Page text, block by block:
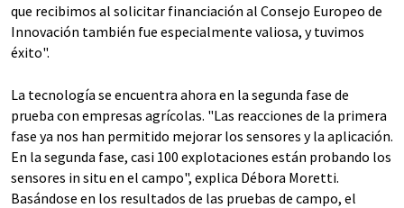
que recibimos al solicitar financiación al Consejo Europeo de
Innovación también fue especialmente valiosa, y tuvimos
éxito".
La tecnología se encuentra ahora en la segunda fase de
prueba con empresas agrícolas. "Las reacciones de la primera
fase ya nos han permitido mejorar los sensores y la aplicación.
En la segunda fase, casi 100 explotaciones están probando los
sensores in situ en el campo", explica Débora Moretti.
Basándose en los resultados de las pruebas de campo, el